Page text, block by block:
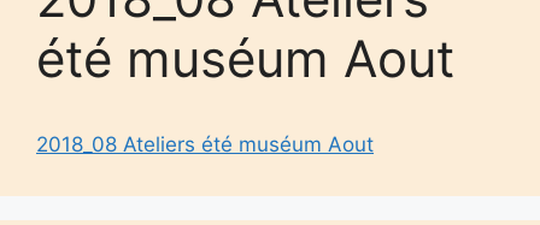
été muséum Aout
2018_08 Ateliers été muséum Aout